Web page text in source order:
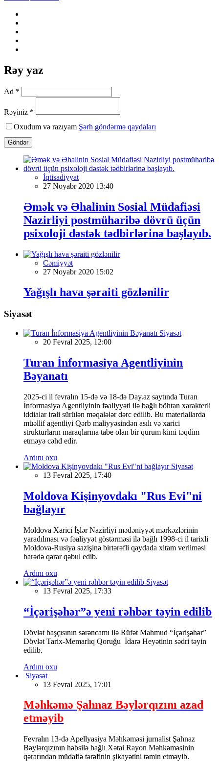
Rəy yaz
Ad *
Rəyiniz *
Oxudum və razıyam Şərh göndərmə qaydaları
Göndər
İqtisadiyyat
27 Noyabr 2020 13:40
Əmək və Əhalinin Sosial Müdafiəsi
Nazirliyi postmüharibə dövrü üçün
psixoloji dəstək tədbirlərinə başlayıb.
Cəmiyyət
27 Noyabr 2020 15:02
Yağışlı hava şəraiti gözlənilir
Siyasət
Siyasət
20 Fevral 2025, 12:00
Turan İnformasiya Agentliyinin
Bəyanatı
2025-ci il fevralın 15-də və 18-də Day.az saytında Turan
İnformasiya Agentliyinin fəaliyyəti ilə bağlı böhtan xarakterli
iddialar irəli sürülən məqalələr dərc edilib. Bu materiallarda
müəllif agentliyi Qərb maliyyəsindən asılı və xarici
strukturların maraqlarına tabe olan bir qurum kimi təqdim
etməyə cəhd edir.
Ardını oxu
Siyasət
13 Fevral 2025, 17:40
Moldova Kişinyovdakı "Rus Evi"ni
bağlayır
Moldova Xarici İşlər Nazirliyi mədəniyyət mərkəzlərinin
yaradılması və fəaliyyət göstərməsi ilə bağlı 1998-ci il tarixli
Moldova-Rusiya sazişinə birtərəfli qaydada xitam verilməsi
barədə qərar qəbul edib.
Ardını oxu
Siyasət
13 Fevral 2025, 17:33
“İçərişəhər”ə yeni rəhbər təyin edilib
Dövlət başçısının sərəncamı ilə Rüfət Mahmud “İçərişəhər”
Dövlət Tarix-Memarlıq Qoruğu İdarə Heyətinin sədri təyin
edilib.
Ardını oxu
Siyasət
13 Fevral 2025, 17:01
Məhkəmə Şahnaz Bəylərqızını azad
etməyib
Fevralın 13-də Apellyasiya Məhkəməsi jurnalist Şahnaz
Bəylərqızının həbsilə bağlı Xətai Rayon Məhkəməsinin
qərarından müdafiə tərəfinin şikayətini təmin etməyib.